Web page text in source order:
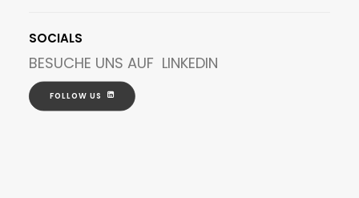
SOCIALS
BESUCHE UNS AUF LINKEDIN
FOLLOW US